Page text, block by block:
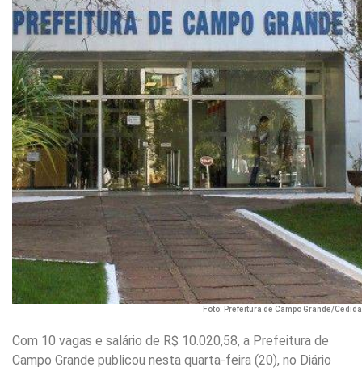
Foto: Prefeitura de Campo Grande/Cedida
Com 10 vagas e salário de R$ 10.020,58, a Prefeitura de
Campo Grande publicou nesta quarta-feira (20), no Diário